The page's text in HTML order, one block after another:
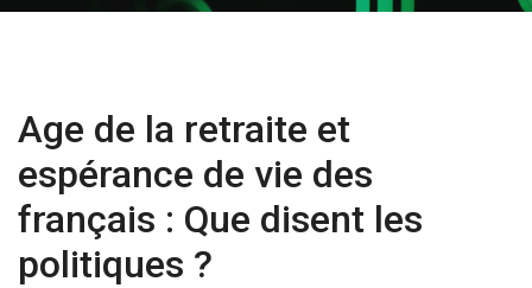
Age de la retraite et
espérance de vie des
français : Que disent les
politiques ?